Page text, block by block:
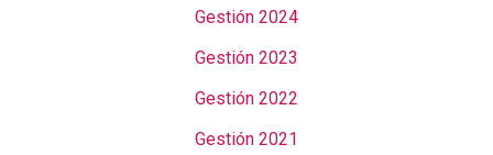
Gestión 2024
Gestión 2023
Gestión 2022
Gestión 2021